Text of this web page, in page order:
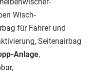
Wisch-
für Fahrer und
Seitenairbag
Anlage,